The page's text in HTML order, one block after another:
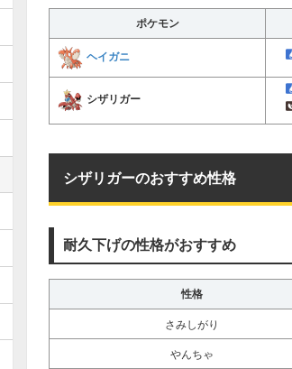
ポケモン
ヘイガニ
シザリガー
シザリガーのおすすめ性格
耐久下げの性格がおすすめ
性格
さみしがり
やんちゃ